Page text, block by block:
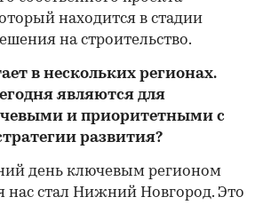
находится в стадии
на строительство.
в нескольких регионах.
являются для
и приоритетными с
развития?
день ключевым регионом
нас стал Нижний Новгород. Это